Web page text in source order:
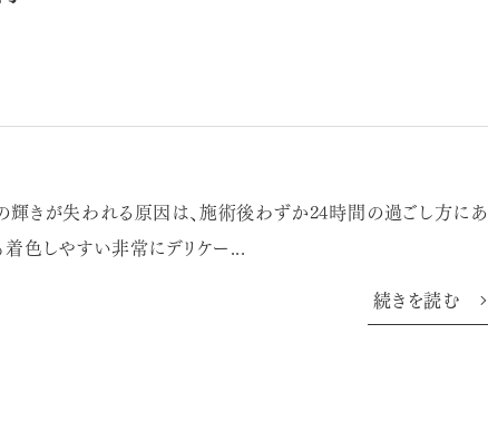
輝きが失われる原因は、施術後わずか24時間の過ごし方にあ
着色しやすい非常にデリケー...
続きを読む